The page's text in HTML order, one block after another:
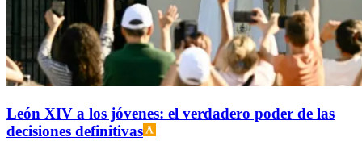
León XIV a los jóvenes: el verdadero poder de las
decisiones definitivas